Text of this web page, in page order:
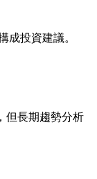
成投資建議。
但長期趨勢分析